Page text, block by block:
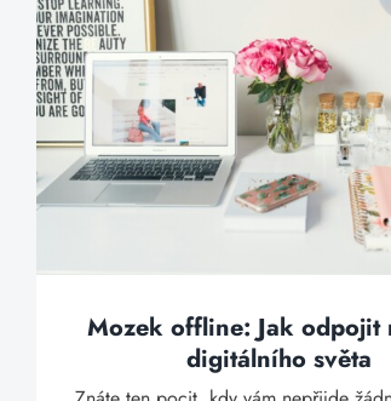
Mozek offline: Jak odpojit
digitálního světa